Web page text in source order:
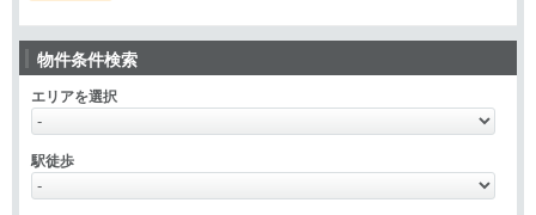
物件条件検索
エリアを選択
駅徒歩